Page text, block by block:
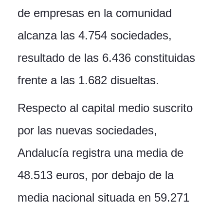
de empresas en la comunidad
alcanza las 4.754 sociedades,
resultado de las 6.436 constituidas
frente a las 1.682 disueltas.
Respecto al capital medio suscrito
por las nuevas sociedades,
Andalucía registra una media de
48.513 euros, por debajo de la
media nacional situada en 59.271